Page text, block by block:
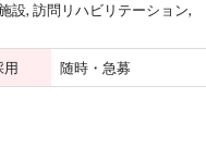
設, 訪問リハビリテーション,
用 随時・急募